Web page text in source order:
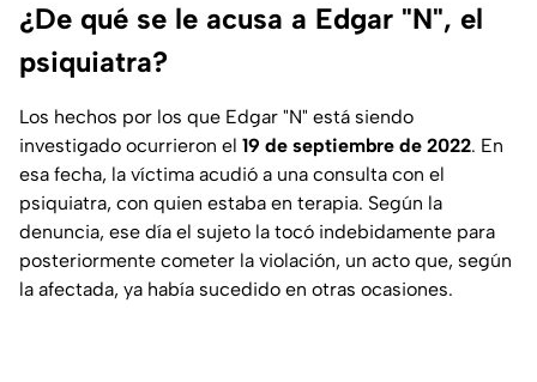
¿De qué se le acusa a Edgar "N", el
psiquiatra?
Los hechos por los que Edgar "N" está siendo
investigado ocurrieron el 19 de septiembre de 2022. En
esa fecha, la víctima acudió a una consulta con el
psiquiatra, con quien estaba en terapia. Según la
denuncia, ese día el sujeto la tocó indebidamente para
posteriormente cometer la violación, un acto que, según
la afectada, ya había sucedido en otras ocasiones.